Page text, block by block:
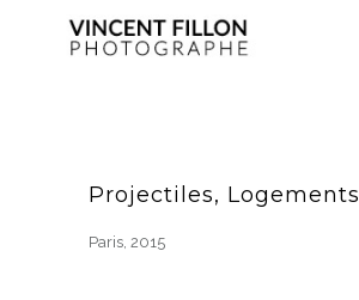
Projectiles, Logements
Paris, 2015